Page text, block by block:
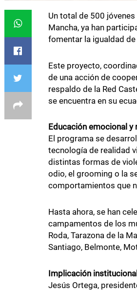
Un total de 500
Mancha, ya han
fomentar la igualdad
Este proyecto,
de una acción de
respaldo de la Red
se encuentra en su
Educación emocional y
El programa se
tecnología de realidad
distintas formas de
odio, el grooming o la
comportamientos que
Hasta ahora, se han
campamentos de los
Roda, Tarazona de la
Santiago, Belmonte,
Implicación
Jesús Ortega,